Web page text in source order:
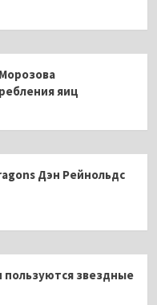
яиц
Дэн Рейнольдс
звездные